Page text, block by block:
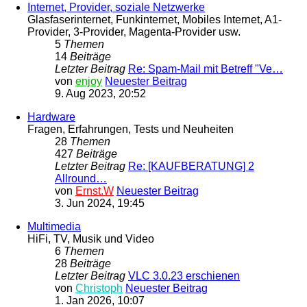
Internet, Provider, soziale Netzwerke
Glasfaserinternet, Funkinternet, Mobiles Internet, A1-
Provider, 3-Provider, Magenta-Provider usw.
5 Themen
14 Beiträge
Letzter Beitrag Re: Spam-Mail mit Betreff "Ve…
von enjoy Neuester Beitrag
9. Aug 2023, 20:52
Hardware
Fragen, Erfahrungen, Tests und Neuheiten
28 Themen
427 Beiträge
Letzter Beitrag Re: [KAUFBERATUNG] 2
Allround…
von Ernst.W Neuester Beitrag
3. Jun 2024, 19:45
Multimedia
HiFi, TV, Musik und Video
6 Themen
28 Beiträge
Letzter Beitrag VLC 3.0.23 erschienen
von Christoph Neuester Beitrag
1. Jan 2026, 10:07